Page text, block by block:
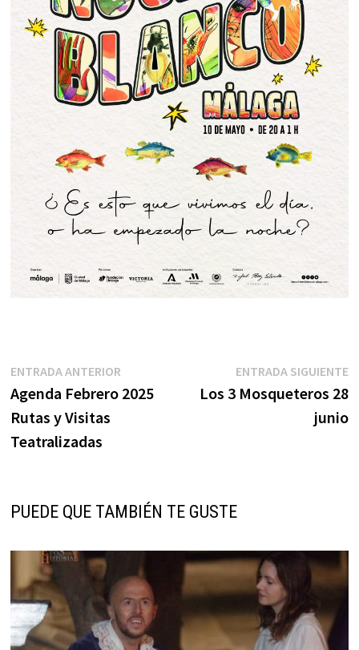
Navegación
de
entradas
ENTRADA ANTERIOREntrada
anterior:
Agenda Febrero 2025
Rutas y Visitas
Teatralizadas
ENTRADA SIGUIENTE
Los 3 Mosqueteros 28
junio
PUEDE QUE TAMBIÉN TE GUSTE